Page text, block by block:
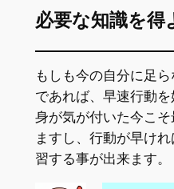
必要な知識を得
もしも今の自分に足
であれば、早速行動
身が気が付いた今こ
ますし、行動が早け
習する事が出来ます。